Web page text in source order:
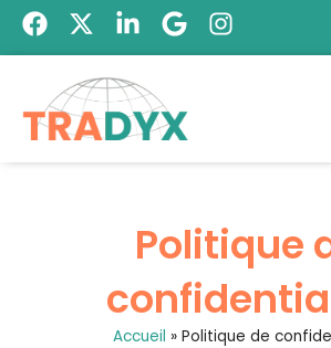
Politique
Accueil » Politique de